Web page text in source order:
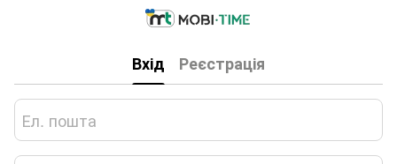
Вхід Реєстрація